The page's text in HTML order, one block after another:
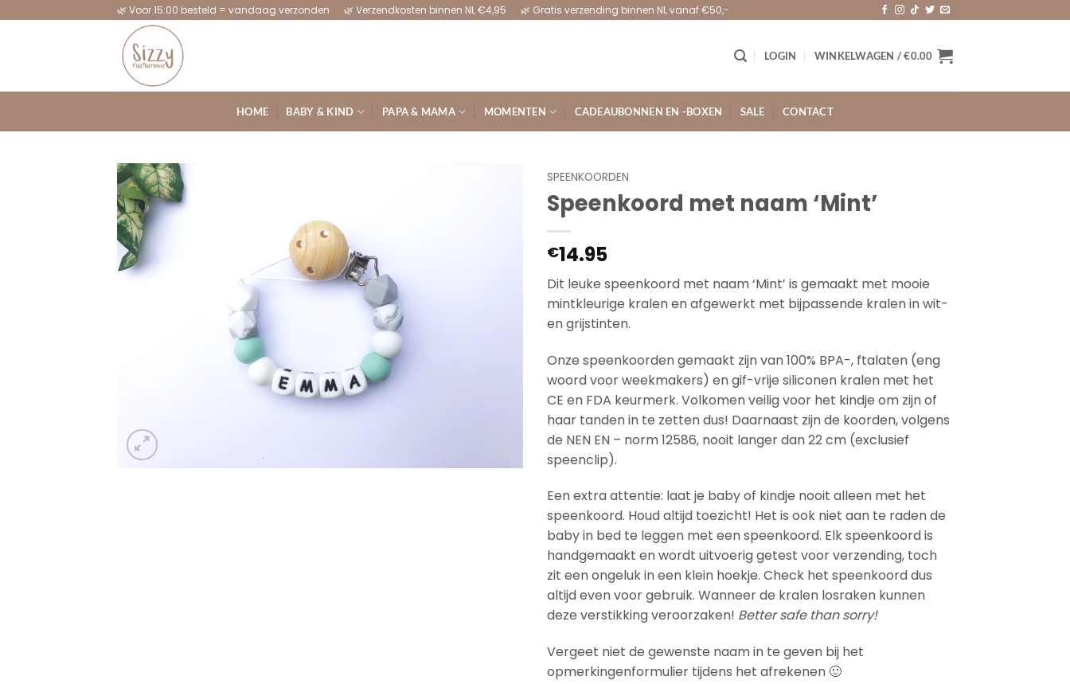
🌿 Voor 15:00 besteld = vandaag verzonden 🌿 Verzendkosten binnen NL €4,95 🌿 Gratis verzending binnen NL vanaf €50,-
LOGIN WINKELWAGEN /€0.00
HOME BABY & KIND PAPA & MAMA MOMENTEN CADEAUBONNEN EN -BOXEN SALE CONTACT
SPEENKOORDEN
Speenkoord met naam ‘Mint’
€14.95
Dit leuke speenkoord met naam ‘Mint’ is gemaakt met mooie
mintkleurige kralen en afgewerkt met bijpassende kralen in wit-
en grijstinten.
Onze speenkoorden gemaakt zijn van 100% BPA-, ftalaten (eng
woord voor weekmakers) en gif-vrije siliconen kralen met het
CE en FDA keurmerk. Volkomen veilig voor het kindje om zijn of
haar tanden in te zetten dus! Daarnaast zijn de koorden, volgens
de NEN EN – norm 12586, nooit langer dan 22 cm (exclusief
speenclip).
Een extra attentie: laat je baby of kindje nooit alleen met het
speenkoord. Houd altijd toezicht! Het is ook niet aan te raden de
baby in bed te leggen met een speenkoord. Elk speenkoord is
handgemaakt en wordt uitvoerig getest voor verzending, toch
zit een ongeluk in een klein hoekje. Check het speenkoord dus
altijd even voor gebruik. Wanneer de kralen losraken kunnen
deze verstikking veroorzaken! Better safe than sorry!
Vergeet niet de gewenste naam in te geven bij het
opmerkingenformulier tijdens het afrekenen 🙂